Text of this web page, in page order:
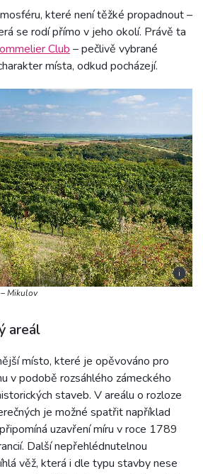
které není těžké propadnout –
se rodí přímo v jeho okolí. Právě ta
Club – pečlivě vybrané
místa, odkud pocházejí.
i
Mikulov
areál
místo, které je opěvováno pro
v podobě rozsáhlého zámeckého
staveb. V areálu o rozloze
je možné spatřit například
uzavření míru v roce 1789
Další nepřehlédnutelnou
věž, která i dle typu stavby nese